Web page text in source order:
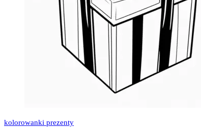
kolorowanki prezenty